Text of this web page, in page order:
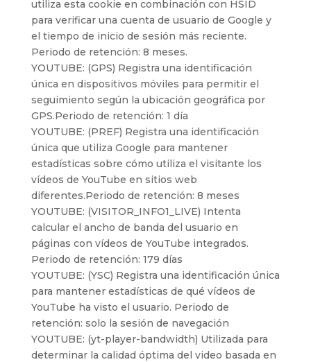
utiliza esta cookie en combinación con HSID
para verificar una cuenta de usuario de Google y
el tiempo de inicio de sesión más reciente.
Periodo de retención: 8 meses.
YOUTUBE: (GPS) Registra una identificación
única en dispositivos móviles para permitir el
seguimiento según la ubicación geográfica por
GPS.Periodo de retención: 1 día
YOUTUBE: (PREF) Registra una identificación
única que utiliza Google para mantener
estadísticas sobre cómo utiliza el visitante los
vídeos de YouTube en sitios web
diferentes.Periodo de retención: 8 meses
YOUTUBE: (VISITOR_INFO1_LIVE) Intenta
calcular el ancho de banda del usuario en
páginas con vídeos de YouTube integrados.
Periodo de retención: 179 días
YOUTUBE: (YSC) Registra una identificación única
para mantener estadísticas de qué vídeos de
YouTube ha visto el usuario. Periodo de
retención: solo la sesión de navegación
YOUTUBE: (yt-player-bandwidth) Utilizada para
determinar la calidad óptima del video basada en